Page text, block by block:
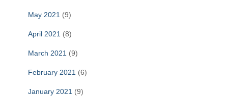
May 2021 (9)
April 2021 (8)
March 2021 (9)
February 2021 (6)
January 2021 (9)